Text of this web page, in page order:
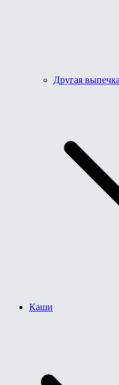
Другая выпечка
Каши